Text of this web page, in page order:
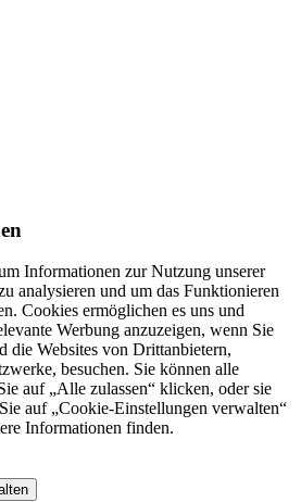
Informationen zur Nutzung unserer
analysieren und um das Funktionieren
Cookies ermöglichen es uns und
Werbung anzuzeigen, wenn Sie
die Websites von Drittanbietern,
besuchen. Sie können alle
auf „Alle zulassen“ klicken, oder sie
auf „Cookie-Einstellungen verwalten“
Informationen finden.